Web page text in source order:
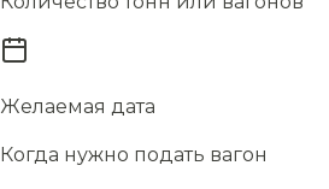
Желаемая дата
Когда нужно подать вагон